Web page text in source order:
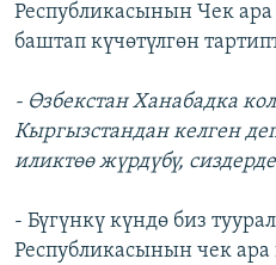
Республикасынын Чек
баштап күчөтүлгөн
- Өзбекстан Ханабадка
Кыргызстандан келген
иликтөө жүрдүбү,
- Бүгүнкү күндө биз
Республикасынын чек